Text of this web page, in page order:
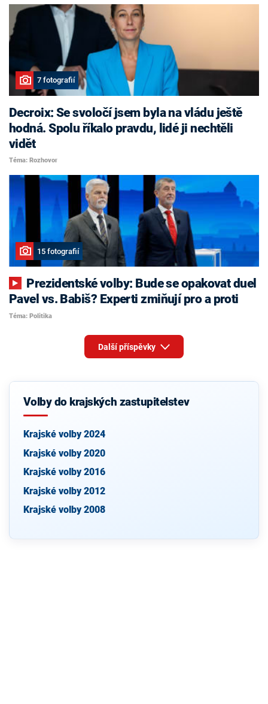
7 fotografií
Decroix: Se svoločí jsem byla na vládu ještě
hodná. Spolu říkalo pravdu, lidé ji nechtěli
vidět
Téma: Rozhovor
15 fotografií
Pavel vs. Babiš? Experti zmiňují pro a proti
Téma: Politika
Další příspěvky
Volby do krajských zastupitelstev
Krajské volby 2024
Krajské volby 2020
Krajské volby 2016
Krajské volby 2012
Krajské volby 2008